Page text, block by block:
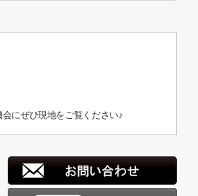
にぜひ現地をご覧ください♪